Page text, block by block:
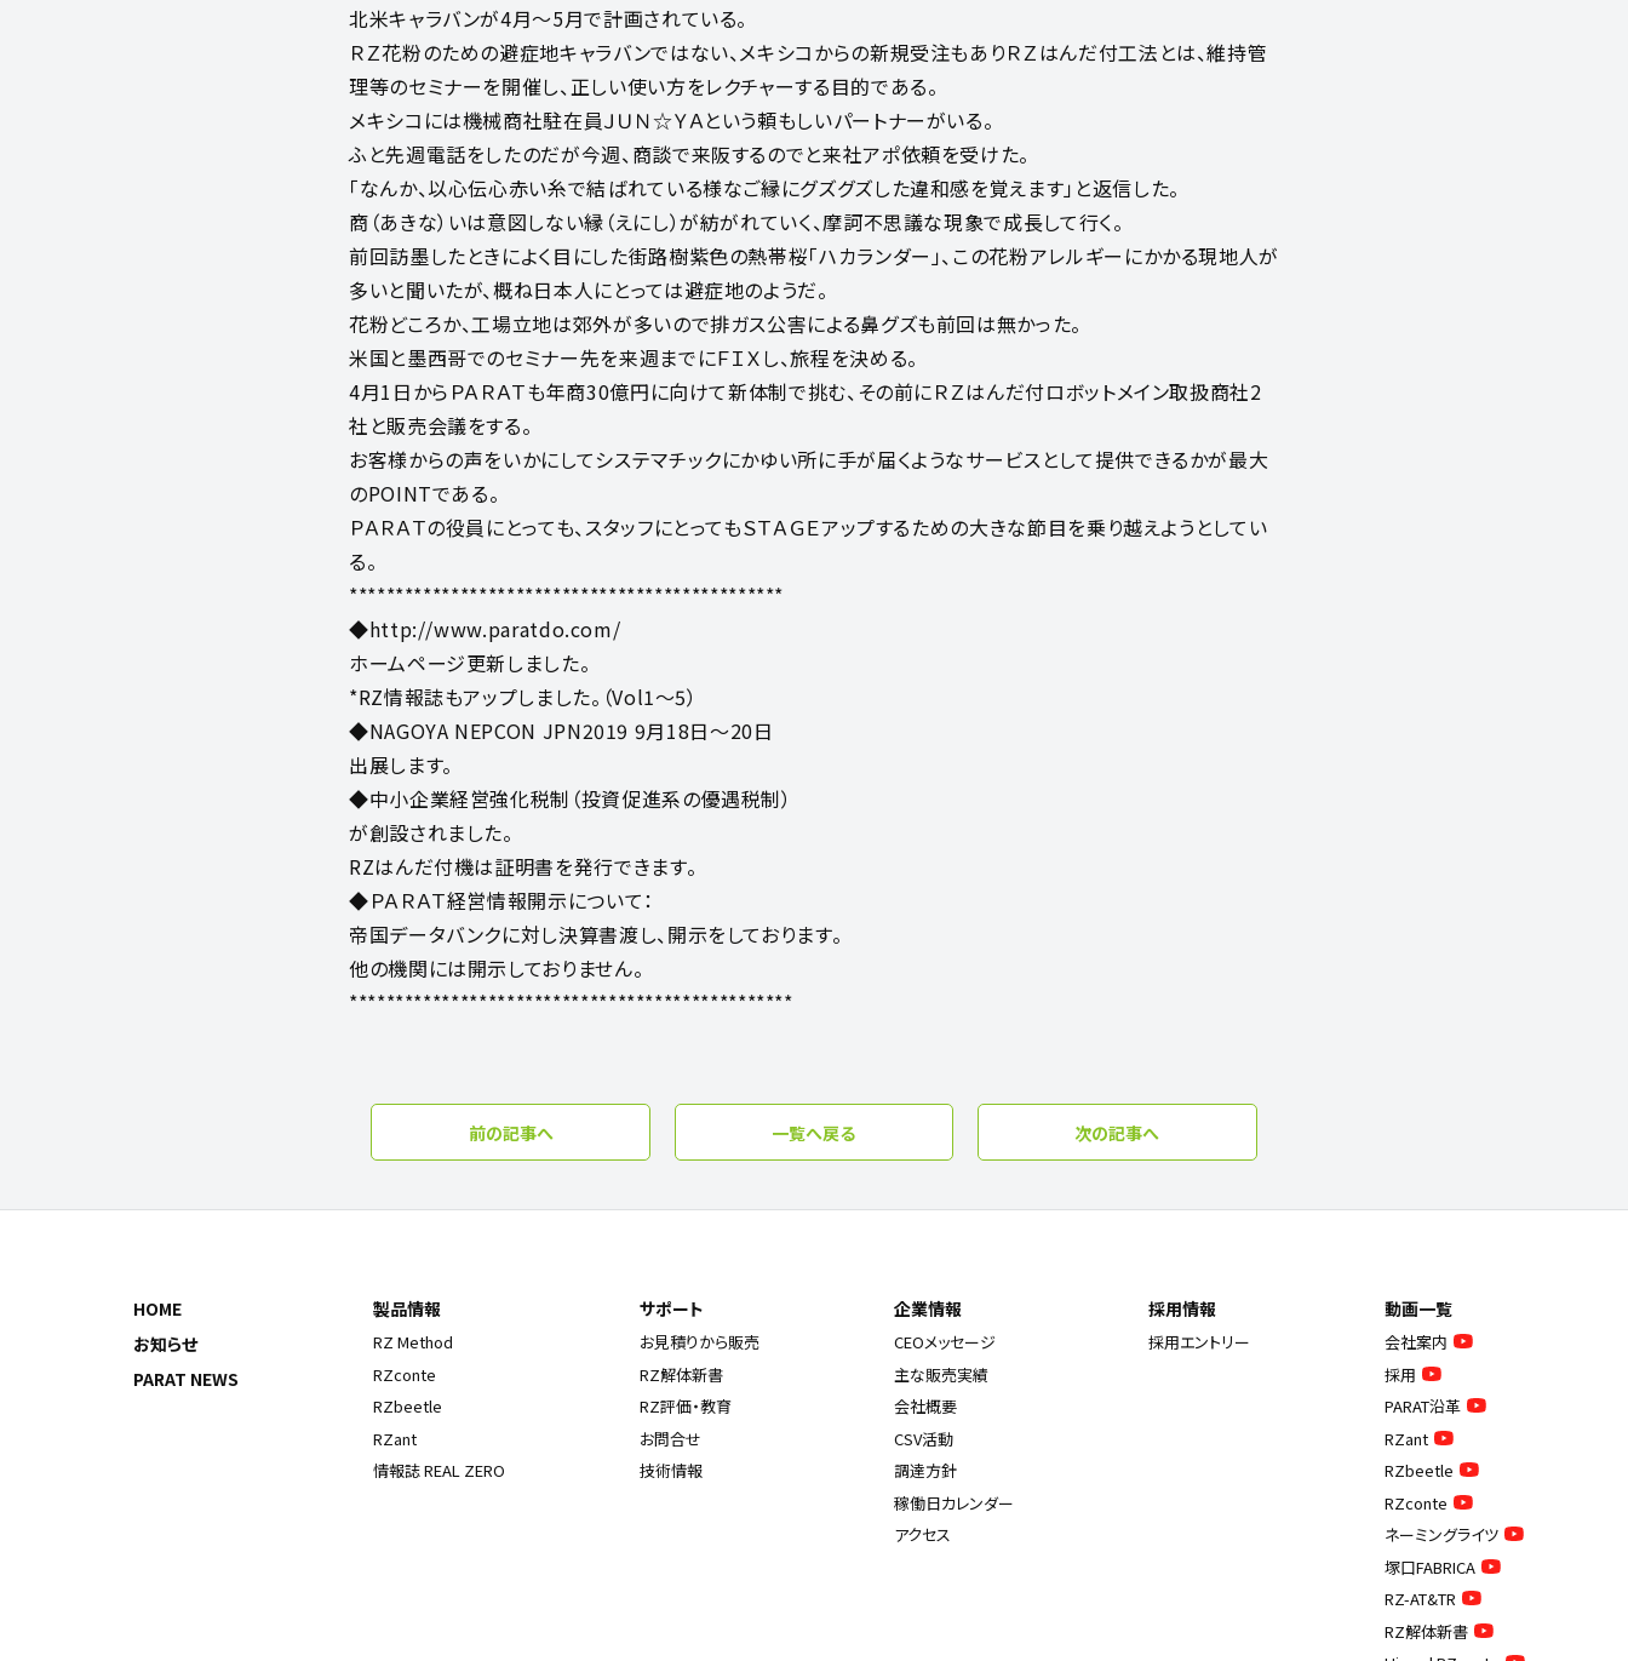
北米キャラバンが4月～5月で計画されている。
ＲＺ花粉のための避症地キャラバンではない、メキシコからの新規受注もありＲＺはんだ付工法とは、維持管
理等のセミナーを開催し、正しい使い方をレクチャーする目的である。
メキシコには機械商社駐在員ＪＵＮ☆ＹＡという頼もしいパートナーがいる。
ふと先週電話をしたのだが今週、商談で来阪するのでと来社アポ依頼を受けた。
「なんか、以心伝心赤い糸で結ばれている様なご縁にグズグズした違和感を覚えます」と返信した。
商（あきな）いは意図しない縁（えにし）が紡がれていく、摩訶不思議な現象で成長して行く。
前回訪墨したときによく目にした街路樹紫色の熱帯桜「ハカランダー」、この花粉アレルギーにかかる現地人が
多いと聞いたが、概ね日本人にとっては避症地のようだ。
花粉どころか、工場立地は郊外が多いので排ガス公害による鼻グズも前回は無かった。
米国と墨西哥でのセミナー先を来週までにＦＩＸし、旅程を決める。
4月1日からＰＡＲＡＴも年商30億円に向けて新体制で挑む、その前にＲＺはんだ付ロボットメイン取扱商社2
社と販売会議をする。
お客様からの声をいかにしてシステマチックにかゆい所に手が届くようなサービスとして提供できるかが最大
のPOINTである。
ＰＡＲＡＴの役員にとっても、スタッフにとってもＳＴＡＧＥアップするための大きな節目を乗り越えようとしてい
る。
***********************************************
◆http://www.paratdo.com/
ホームページ更新しました。
*RZ情報誌もアップしました。（Vol1～5）
◆NAGOYA NEPCON JPN2019 9月18日～20日
出展します。
◆中小企業経営強化税制（投資促進系の優遇税制）
が創設されました。
RZはんだ付機は証明書を発行できます。
◆ＰＡＲＡＴ経営情報開示について：
帝国データバンクに対し決算書渡し、開示をしております。
他の機関には開示しておりません。
************************************************
前の記事へ 一覧へ戻る 次の記事へ
HOME
お知らせ
PARAT NEWS
製品情報
RZ Method
RZconte
RZbeetle
RZant
情報誌 REAL ZERO
サポート
お見積りから販売
RZ解体新書
RZ評価・教育
お問合せ
技術情報
企業情報
CEOメッセージ
主な販売実績
会社概要
CSV活動
調達方針
稼働日カレンダー
アクセス
採用情報
採用エントリー
動画一覧
会社案内
採用
PARAT沿革
RZant
RZbeetle
RZconte
ネーミングライツ
塚口FABRICA
RZ-AT&TR
RZ解体新書